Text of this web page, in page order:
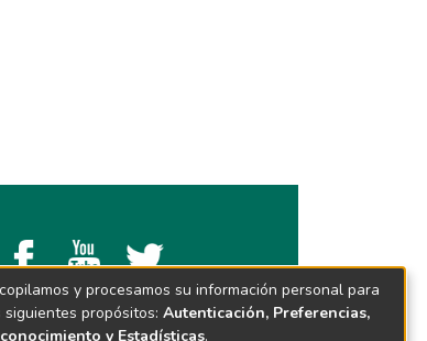
y procesamos su información personal para
siguientes propósitos: Autenticación, Preferencias,
y Estadísticas.